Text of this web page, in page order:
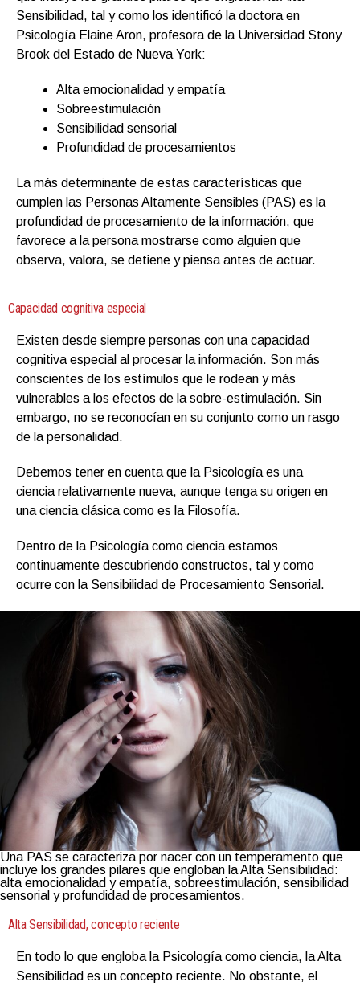
Sensibilidad, tal y como los identificó la doctora en
Psicología Elaine Aron, profesora de la Universidad Stony
Brook del Estado de Nueva York:
Alta emocionalidad y empatía
Sobreestimulación
Sensibilidad sensorial
Profundidad de procesamientos
La más determinante de estas características que
cumplen las Personas Altamente Sensibles (PAS) es la
profundidad de procesamiento de la información, que
favorece a la persona mostrarse como alguien que
observa, valora, se detiene y piensa antes de actuar.
Capacidad cognitiva especial
Existen desde siempre personas con una capacidad
cognitiva especial al procesar la información. Son más
conscientes de los estímulos que le rodean y más
vulnerables a los efectos de la sobre-estimulación. Sin
embargo, no se reconocían en su conjunto como un rasgo
de la personalidad.
Debemos tener en cuenta que la Psicología es una
ciencia relativamente nueva, aunque tenga su origen en
una ciencia clásica como es la Filosofía.
Dentro de la Psicología como ciencia estamos
continuamente descubriendo constructos, tal y como
ocurre con la Sensibilidad de Procesamiento Sensorial.
Una PAS se caracteriza por nacer con un temperamento que
incluye los grandes pilares que engloban la Alta Sensibilidad:
alta emocionalidad y empatía, sobreestimulación, sensibilidad
sensorial y profundidad de procesamientos.
Alta Sensibilidad, concepto reciente
En todo lo que engloba la Psicología como ciencia, la Alta
Sensibilidad es un concepto reciente. No obstante, el